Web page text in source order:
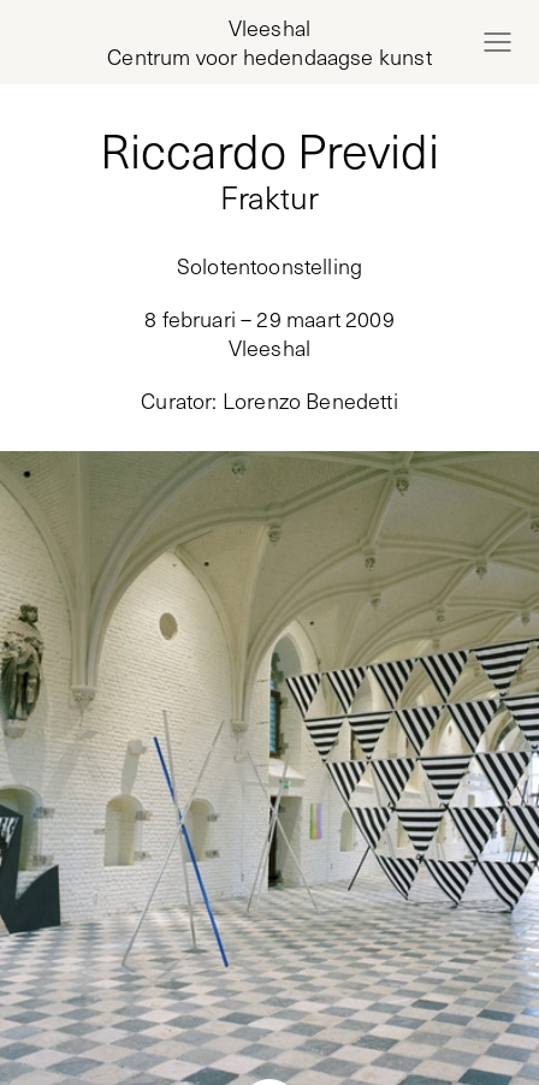
Vleeshal
Centrum voor hedendaagse kunst
Fraktur
Riccardo Previdi
Solotentoonstelling
8 februari – 29 maart 2009
Vleeshal
Curator: Lorenzo Benedetti